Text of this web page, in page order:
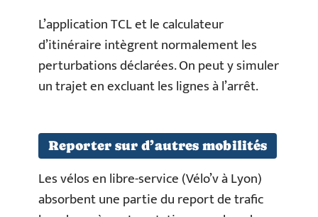
L’application TCL et le calculateur
d’itinéraire intègrent normalement les
perturbations déclarées. On peut y simuler
un trajet en excluant les lignes à l’arrêt.
Reporter sur d’autres mobilités
Les vélos en libre-service (Vélo’v à Lyon)
absorbent une partie du report de trafic